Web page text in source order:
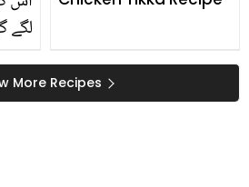
لگے
لینے
کی
More Recipes